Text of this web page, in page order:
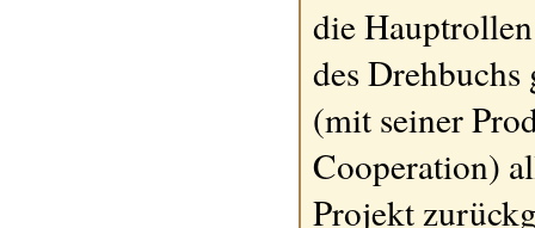
die
des Drehbuchs
(mit seiner
Cooperation)
Projekt